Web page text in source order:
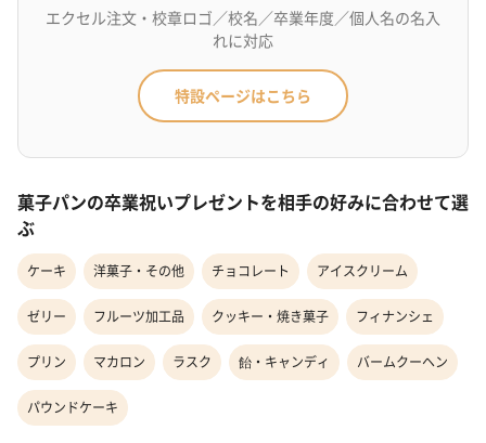
エクセル注文・校章ロゴ／校名／卒業年度／個人名の名入
れに対応
特設ページはこちら
菓子パンの卒業祝いプレゼントを相手の好みに合わせて選
ぶ
ケーキ 洋菓子・その他 チョコレート アイスクリーム
ゼリー フルーツ加工品 クッキー・焼き菓子 フィナンシェ
プリン マカロン ラスク 飴・キャンディ バームクーヘン
パウンドケーキ